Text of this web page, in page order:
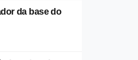
da base do